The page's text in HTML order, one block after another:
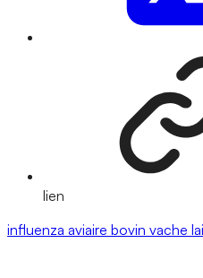
lien
influenza aviaire bovin vache